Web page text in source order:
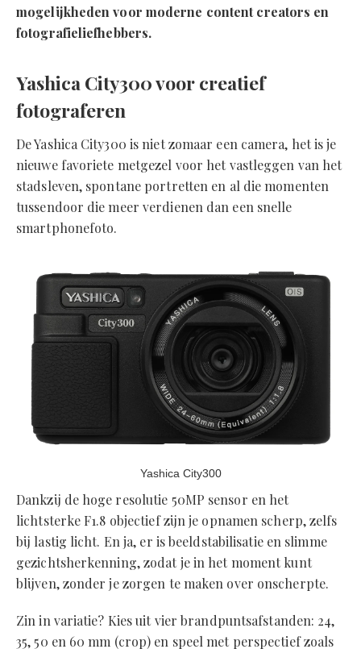
mogelijkheden voor moderne content creators en
fotografieliefhebbers.
Yashica City300 voor creatief
fotograferen
De Yashica City300 is niet zomaar een camera, het is je
nieuwe favoriete metgezel voor het vastleggen van het
stadsleven, spontane portretten en al die momenten
tussendoor die meer verdienen dan een snelle
smartphonefoto.
Yashica City300
Dankzij de hoge resolutie 50MP sensor en het
lichtsterke F1.8 objectief zijn je opnamen scherp, zelfs
bij lastig licht. En ja, er is beeldstabilisatie en slimme
gezichtsherkenning, zodat je in het moment kunt
blijven, zonder je zorgen te maken over onscherpte.
Zin in variatie? Kies uit vier brandpuntsafstanden: 24,
35, 50 en 60 mm (crop) en speel met perspectief zoals